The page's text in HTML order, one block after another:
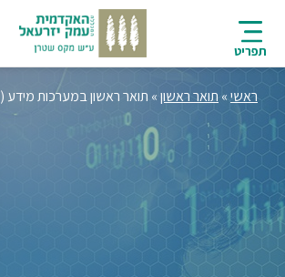
לתוכן
מרכזי
העמוד
תפריט
HE
פודקאסט
אודות
ראשי» תואר ראשון» תואר ראשון במערכות מידע (B.Sc)